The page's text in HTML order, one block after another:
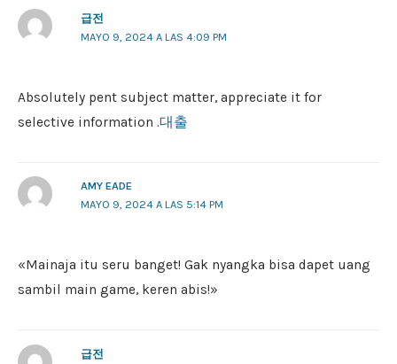
급전
MAYO 9, 2024 A LAS 4:09 PM
Absolutely pent subject matter, appreciate it for
selective information .대출
AMY EADE
MAYO 9, 2024 A LAS 5:14 PM
«Mainaja itu seru banget! Gak nyangka bisa dapet uang
sambil main game, keren abis!»
급전